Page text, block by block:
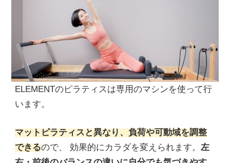
ELEMENTのピラティスは専用のマシンを使って行
います。
マットピラティスと異なり、負荷や可動域を調整
できるので、 効果的にカラダを変えられます。左